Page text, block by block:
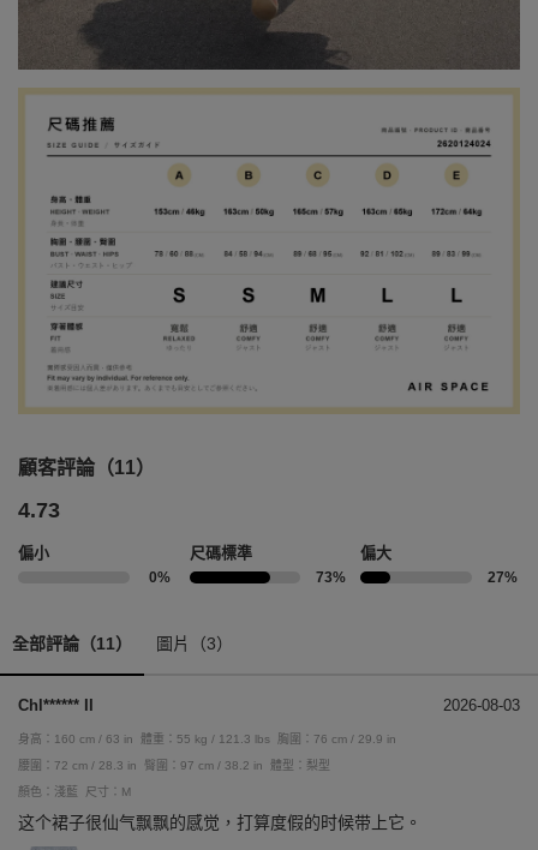
顧客評論（11）
4.73
偏小
0%
尺碼標準
73%
偏大
27%
全部評論（11） 圖片（3）
Chl****** II 2026-08-03
身高：160 cm / 63 in 體重：55 kg / 121.3 lbs
胸圍：76 cm / 29.9 in
腰圍：72 cm / 28.3 in
臀圍：97 cm / 38.2 in
體型：梨型
顏色：淺藍
尺寸：M
这个裙子很仙气飘飘的感觉，打算度假的时候带上它。